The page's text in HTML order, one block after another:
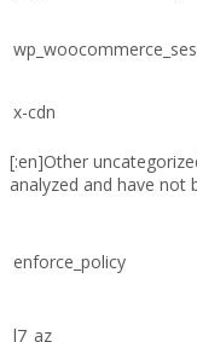
x-cdn
[:en]Other
analyzed and have not
enforce_policy
l7_az